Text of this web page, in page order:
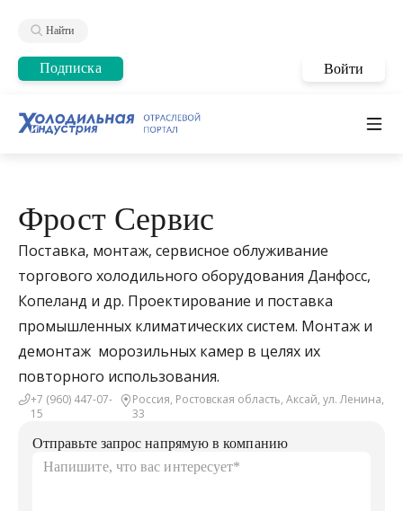
Найти
Подписка Войти
Фрост Сервис
Поставка, монтаж, сервисное облуживание
торгового холодильного оборудования Данфосс,
Копеланд и др. Проектирование и поставка
промышленных климатических систем. Монтаж и
демонтаж морозильных камер в целях их
повторного использования.
+7 (960) 447-07-
15
Россия, Ростовская область, Аксай, ул. Ленина,
33
Отправьте запрос напрямую в компанию